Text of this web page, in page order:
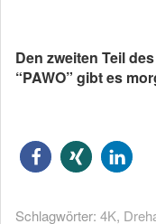
Den zweiten Teil
“PAWO” gibt es
Schlagwörter: 4K,